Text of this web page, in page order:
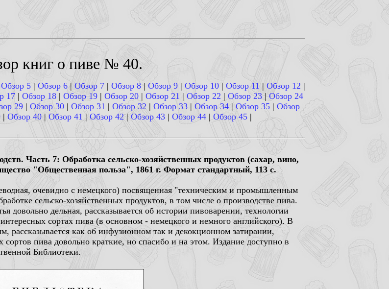
книг о пиве № 40.
Обзор 5 | Обзор 6 | Обзор 7 | Обзор 8 | Обзор 9 | Обзор 10 | Обзор 11 | Обзор 12 |
17 | Обзор 18 | Обзор 19 | Обзор 20 | Обзор 21 | Обзор 22 | Обзор 23 |Обзор 24
29 | Обзор 30 | Обзор 31 | Обзор 32 | Обзор 33 | Обзор 34 | Обзор 35 | Обзор
| Обзор 40| Обзор 41 |Обзор 42|Обзор 43| Обзор 44| Обзор 45|
Часть 7: Обработка сельско-хозяйственных продуктов (сахар, вино,
"Общественная польза", 1861 г. Формат стандартный, 113 с.
очевидно с немецкого) посвященная "техническим и промышленным
сельско-хозяйственных продуктов, в том числе о производстве пива.
довольно дельная, рассказывается об истории пивоварении, технологии
сортах пива (в основном - немецкого и немного английского). В
рассказывается как об инфузионном так и декокционном затирании,
пива довольно краткие, но спасибо и на этом. Издание доступно в
Библиотеки.